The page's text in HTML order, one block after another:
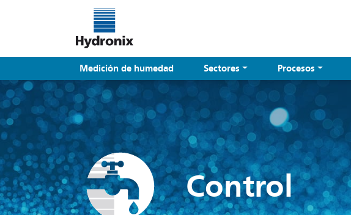
Medición de humedad Sectores Procesos
Control